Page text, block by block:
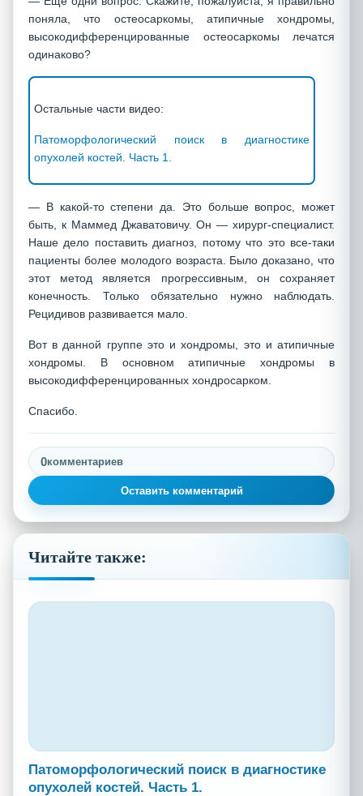
поняла, что остеосаркомы, атипичные хондромы,
высокодифференцированные остеосаркомы лечатся
одинаково?
Остальные части видео:
Патоморфологический поиск в диагностике
опухолей костей. Часть 1.
— В какой-то степени да. Это больше вопрос, может
быть, к Маммед Джаватовичу. Он — хирург-специалист.
Наше дело поставить диагноз, потому что это все-таки
пациенты более молодого возраста. Было доказано, что
этот метод является прогрессивным, он сохраняет
конечность. Только обязательно нужно наблюдать.
Рецидивов развивается мало.
Вот в данной группе это и хондромы, это и атипичные
хондромы. В основном атипичные хондромы в
высокодифференцированных хондросарком.
Спасибо.
0комментариев
Оставить комментарий
Читайте также:
Патоморфологический поиск в диагностике
опухолей костей. Часть 1.